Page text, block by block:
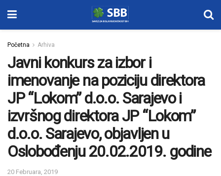
Početna Arhiva
Javni konkurs za izbor i
imenovanje na poziciju direktora
JP “Lokom” d.o.o. Sarajevo i
izvršnog direktora JP “Lokom”
d.o.o. Sarajevo, objavljen u
Oslobođenju 20.02.2019. godine
20 Februara, 2019